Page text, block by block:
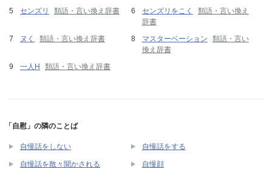
センズリ
類語・言い換え辞書 センズリをこく
類語・言い換え
辞書
ヌく
類語・言い換え辞書 マスターベーション
類語・言い
換え辞書
一人H
類語・言い換え辞書
「自慰」の隣のことば
自慢話をしない 自慢話をする
自慢話を散々聞かされる 自慢顔